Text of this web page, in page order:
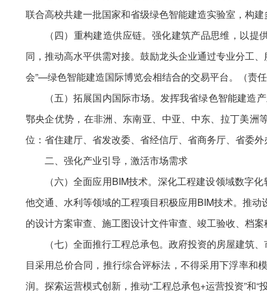
联合高校共建一批国家和省级绿色智能建造实验室，构
（四）重构建造供应链。强化建筑产品思维，以
同，推动高水平供需对接。鼓励龙头企业通过专业分工
会”—绿色智能建造国际博览会相结合的交易平台。（责
（五）拓展国内国际市场。发挥我省绿色智能建
鄂央企优势，在非洲、东南亚、中亚、中东、拉丁美洲
位：省住建厅、省发改委、省经信厅、省商务厅、省委外
二、强化产业引导，激活市场需求
（六）全面应用BIM技术。深化工程建设领域数字
他交通、水利等领域的工程项目积极应用BIM技术。推
的设计方案审查、施工图设计文件审查、竣工验收、档
（七）全面推行工程总承包。政府投资的房屋建筑
目采用总价合同，推行综合评标法，不得采用下浮率和
润。探索运营模式创新，推动“工程总承包+运营投资”和